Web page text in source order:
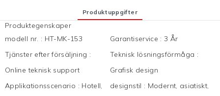
Produktuppgifter
Produktegenskaper
modell nr. : HT-MK-153 Garantiservice :3 År
Tjänster efter försäljning :
Online teknisk support
Teknisk lösningsförmåga :
Grafisk design
Applikationsscenario : Hotell,
designstil : Modernt, asiatiskt,